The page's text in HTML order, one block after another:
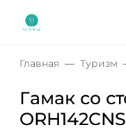
Главная Туризм
Гамак со